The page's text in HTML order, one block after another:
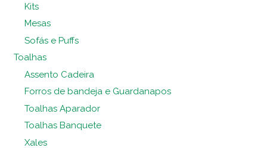
Kits
Mesas
Sofás e Puffs
Toalhas
Assento Cadeira
Forros de bandeja e Guardanapos
Toalhas Aparador
Toalhas Banquete
Xales